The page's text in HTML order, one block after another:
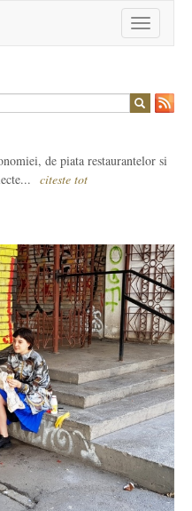
Toggle
navigation
de piata restaurantelor si
citeste tot